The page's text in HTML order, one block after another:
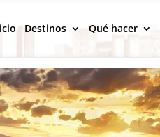
Destinos Qué hacer